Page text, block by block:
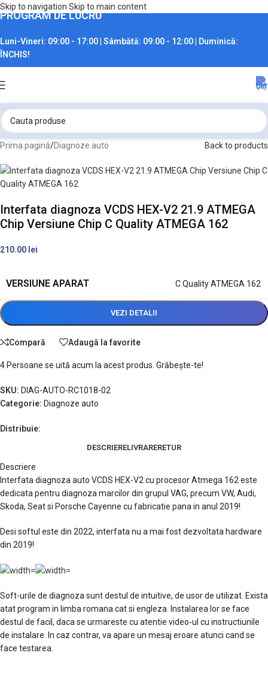
Skip to navigation Skip to main content
PROGRAM DE LUCRU
Luni-Vineri: 09:00 - 17:00 | Sâmbătă: 09:00 - 12:00 | Duminică:
ÎNCHIS!
Prima pagină/Diagnoze auto Back to products
Interfata diagnoza VCDS HEX-V2 21.9 ATMEGA
Chip Versiune Chip C Quality ATMEGA 162
210.00 lei
VERSIUNE APARAT C Quality ATMEGA 162
VEZI DETALII
Compară Adaugă la favorite
4 Persoane se uită acum la acest produs. Grăbește-te!
SKU: DIAG-AUTO-RC1018-02
Categorie: Diagnoze auto
Distribuie:
DESCRIERELIVRARERETUR
Descriere
Interfata diagnoza auto VCDS HEX-V2 cu procesor Atmega 162 este
dedicata pentru diagnoza marcilor din grupul VAG, precum VW, Audi,
Skoda, Seat si Porsche Cayenne cu fabricatie pana in anul 2019!
Desi softul este din 2022, interfata nu a mai fost dezvoltata hardware
din 2019!
Soft-urile de diagnoza sunt destul de intuitive, de usor de utilizat. Exista
atat program in limba romana cat si engleza. Instalarea lor se face
destul de facil, daca se urmareste cu atentie video-ul cu instructiunile
de instalare. In caz contrar, va apare un mesaj eroare atunci cand se
face testarea.